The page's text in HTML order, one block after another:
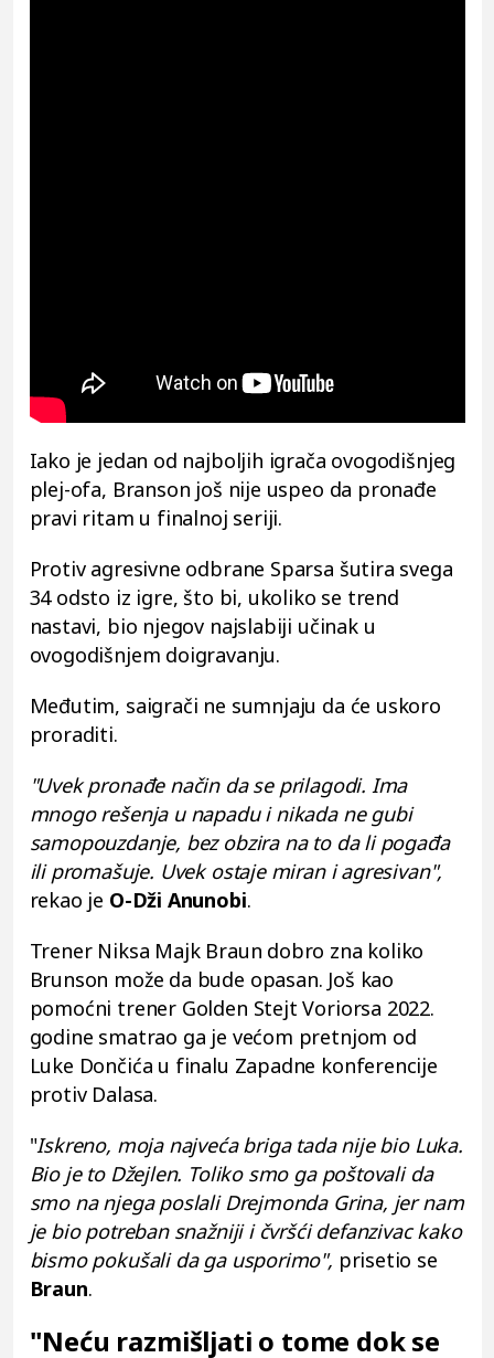
Iako je jedan od najboljih igrača ovogodišnjeg
plej-ofa, Branson još nije uspeo da pronađe
pravi ritam u finalnoj seriji.
Protiv agresivne odbrane Sparsa šutira svega
34 odsto iz igre, što bi, ukoliko se trend
nastavi, bio njegov najslabiji učinak u
ovogodišnjem doigravanju.
Međutim, saigrači ne sumnjaju da će uskoro
proraditi.
"Uvek pronađe način da se prilagodi. Ima
mnogo rešenja u napadu i nikada ne gubi
samopouzdanje, bez obzira na to da li pogađa
ili promašuje. Uvek ostaje miran i agresivan",
rekao je O-Dži Anunobi.
Trener Niksa Majk Braun dobro zna koliko
Brunson može da bude opasan. Još kao
pomoćni trener Golden Stejt Voriorsa 2022.
godine smatrao ga je većom pretnjom od
Luke Dončića u finalu Zapadne konferencije
protiv Dalasa.
"Iskreno, moja najveća briga tada nije bio Luka.
Bio je to Džejlen. Toliko smo ga poštovali da
smo na njega poslali Drejmonda Grina, jer nam
je bio potreban snažniji i čvršći defanzivac kako
bismo pokušali da ga usporimo", prisetio se
Braun.
"Neću razmišljati o tome dok se